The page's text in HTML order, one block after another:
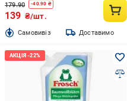
179.90 -40.90 ₴
139 ₴/шт.
Cамовивіз Доставимо